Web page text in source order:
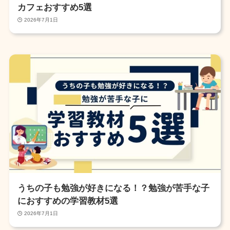
カフェおすすめ5選
2026年7月1日
うちの子も勉強が好きになる！？勉強が苦手な子
におすすめの学習教材5選
2026年7月1日